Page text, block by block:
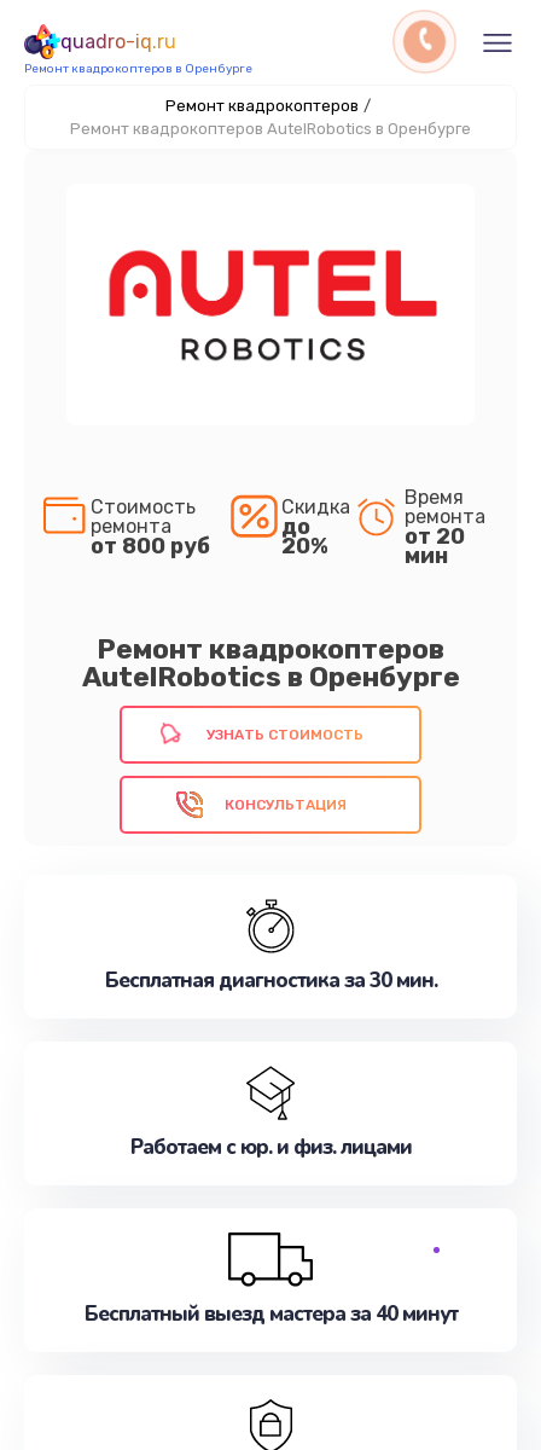
quadro-iq.ru
Ремонт квадрокоптеров в Оренбурге
Ремонт квадрокоптеров /
Ремонт квадрокоптеров AutelRobotics в Оренбурге
Ремонт квадрокоптеров
AutelRobotics в Оренбурге
Стоимость
ремонта
от 800 руб
Скидка
до
20%
Время
ремонта
от 20
мин
УЗНАТЬ СТОИМОСТЬ
КОНСУЛЬТАЦИЯ
Бесплатная диагностика за 30 мин.
Работаем с юр. и физ. лицами
Бесплатный выезд мастера за 40 минут